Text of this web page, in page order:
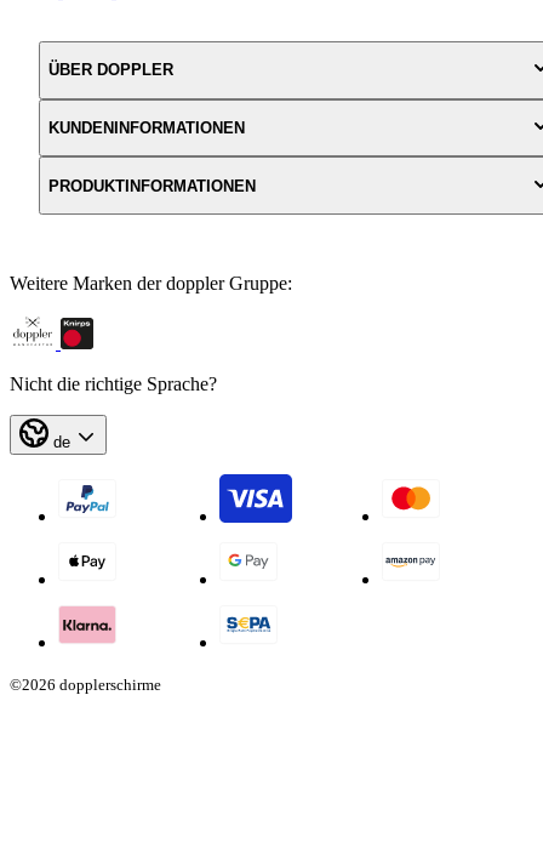
ÜBER DOPPLER
KUNDENINFORMATIONEN
PRODUKTINFORMATIONEN
Weitere Marken der doppler Gruppe:
Nicht die richtige Sprache?
de
©2026 dopplerschirme